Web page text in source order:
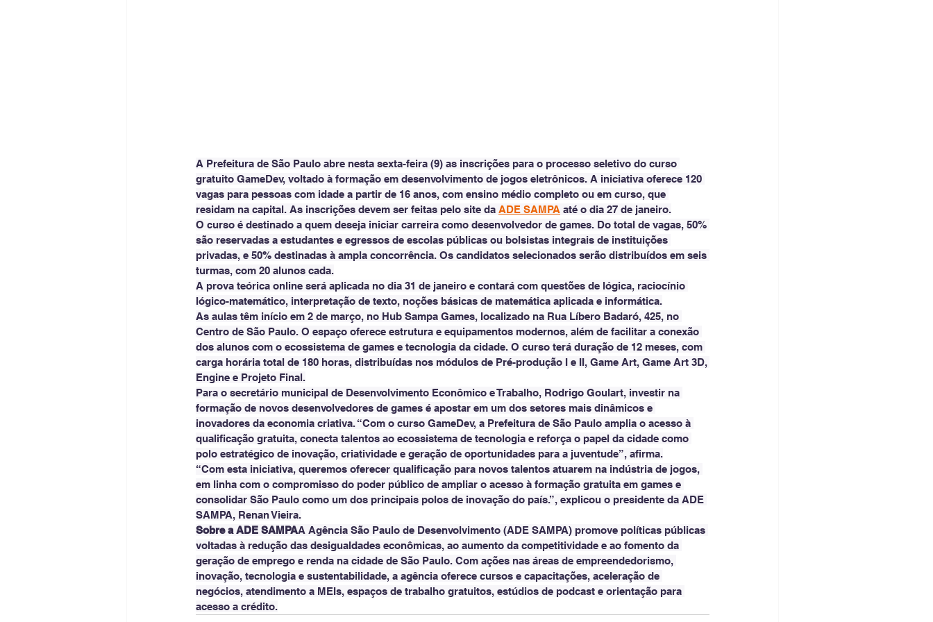
A Prefeitura de São Paulo abre nesta sexta-feira (9) as inscrições para o processo seletivo do curso
gratuito GameDev, voltado à formação em desenvolvimento de jogos eletrônicos. A iniciativa oferece 120
vagas para pessoas com idade a partir de 16 anos, com ensino médio completo ou em curso, que
residam na capital. As inscrições devem ser feitas pelo site da ADE SAMPA até o dia 27 de janeiro.
O curso é destinado a quem deseja iniciar carreira como desenvolvedor de games. Do total de vagas, 50%
são reservadas a estudantes e egressos de escolas públicas ou bolsistas integrais de instituições
privadas, e 50% destinadas à ampla concorrência. Os candidatos selecionados serão distribuídos em seis
turmas, com 20 alunos cada.
A prova teórica online será aplicada no dia 31 de janeiro e contará com questões de lógica, raciocínio
lógico-matemático, interpretação de texto, noções básicas de matemática aplicada e informática.
As aulas têm início em 2 de março, no Hub Sampa Games, localizado na Rua Líbero Badaró, 425, no
Centro de São Paulo. O espaço oferece estrutura e equipamentos modernos, além de facilitar a conexão
dos alunos com o ecossistema de games e tecnologia da cidade. O curso terá duração de 12 meses, com
carga horária total de 180 horas, distribuídas nos módulos de Pré-produção I e II, Game Art, Game Art 3D,
Engine e Projeto Final.
Para o secretário municipal de Desenvolvimento Econômico e Trabalho, Rodrigo Goulart, investir na
formação de novos desenvolvedores de games é apostar em um dos setores mais dinâmicos e
inovadores da economia criativa. “Com o curso GameDev, a Prefeitura de São Paulo amplia o acesso à
qualificação gratuita, conecta talentos ao ecossistema de tecnologia e reforça o papel da cidade como
polo estratégico de inovação, criatividade e geração de oportunidades para a juventude”, afirma.
“Com esta iniciativa, queremos oferecer qualificação para novos talentos atuarem na indústria de jogos,
em linha com o compromisso do poder público de ampliar o acesso à formação gratuita em games e
consolidar São Paulo como um dos principais polos de inovação do país.”, explicou o presidente da ADE
SAMPA, Renan Vieira.
Sobre a ADE SAMPAA Agência São Paulo de Desenvolvimento (ADE SAMPA) promove políticas públicas
voltadas à redução das desigualdades econômicas, ao aumento da competitividade e ao fomento da
geração de emprego e renda na cidade de São Paulo. Com ações nas áreas de empreendedorismo,
inovação, tecnologia e sustentabilidade, a agência oferece cursos e capacitações, aceleração de
negócios, atendimento a MEIs, espaços de trabalho gratuitos, estúdios de podcast e orientação para
acesso a crédito.